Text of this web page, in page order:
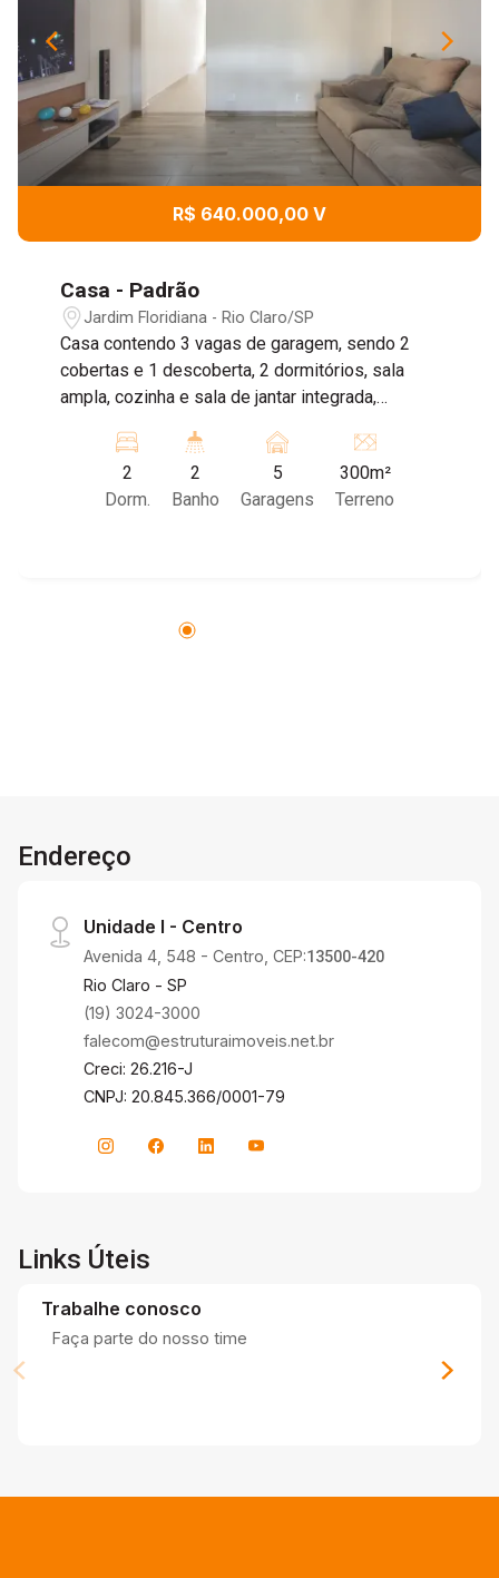
R$ 640.000,00 V
Casa - Padrão
Jardim Floridiana - Rio Claro/SP
Casa contendo 3 vagas de garagem, sendo 2
cobertas e 1 descoberta, 2 dormitórios, sala
ampla, cozinha e sala de jantar integrada,
corredor e quintal. Agende sua visita!
2
Dorm.
2
Banho
5
Garagens
300m²
Terreno
Endereço
Unidade I - Centro
Avenida 4, 548 - Centro, CEP:13500-420
Rio Claro - SP
(19) 3024-3000
falecom@estruturaimoveis.net.br
Creci: 26.216-J
CNPJ: 20.845.366/0001-79
Links Úteis
Trabalhe conosco
Faça parte do nosso time